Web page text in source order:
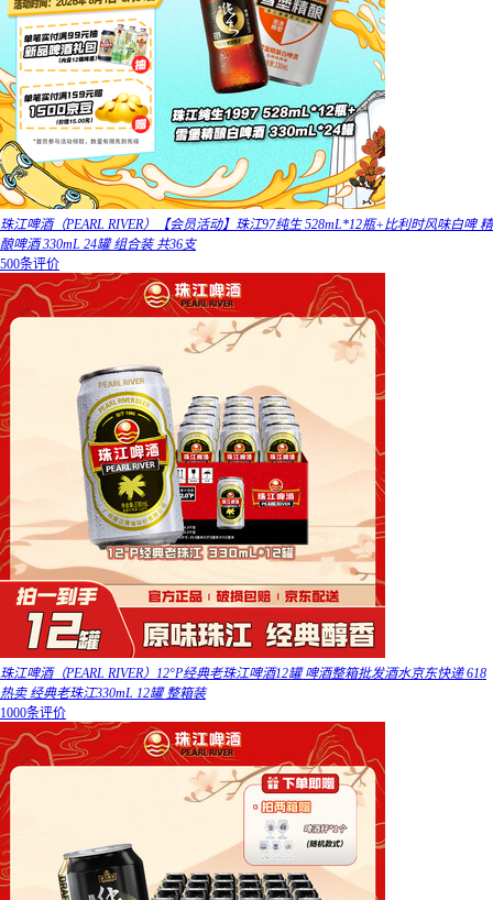
珠江啤酒（PEARL RIVER）【会员活动】珠江97纯生 528mL*12瓶+比利时风味白啤 精
酿啤酒 330mL 24罐 组合装 共36支
500条评价
珠江啤酒（PEARL RIVER）12°P经典老珠江啤酒12罐 啤酒整箱批发酒水京东快递 618
热卖 经典老珠江330mL 12罐 整箱装
1000条评价